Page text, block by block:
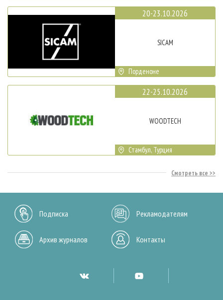
20-23.10.2026
SICAM
Порденоне
22-25.10.2026
WOODTECH
Стамбул, Турция
Смотреть все
Подписка Рекламодателям
Архив журналов Контакты